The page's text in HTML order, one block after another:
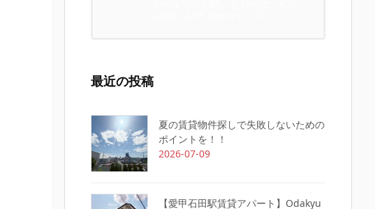
最近の投稿
夏の賃貸物件探しで失敗しないための
ポイントを！！
2026-07-09
【愛甲石田駅賃貸アパート】Odakyu